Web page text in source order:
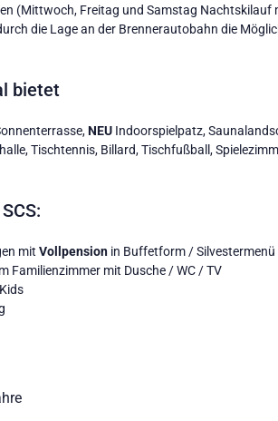
(Mittwoch, Freitag und Samstag Nachtskilauf
die Lage an der Brennerautobahn die
bietet
NEU Indoorspielpatz,
Tischtennis, Billard, Tischfußball,
mit Vollpension in Buffetform / Silvestermenü
Familienzimmer mit Dusche / WC / TV